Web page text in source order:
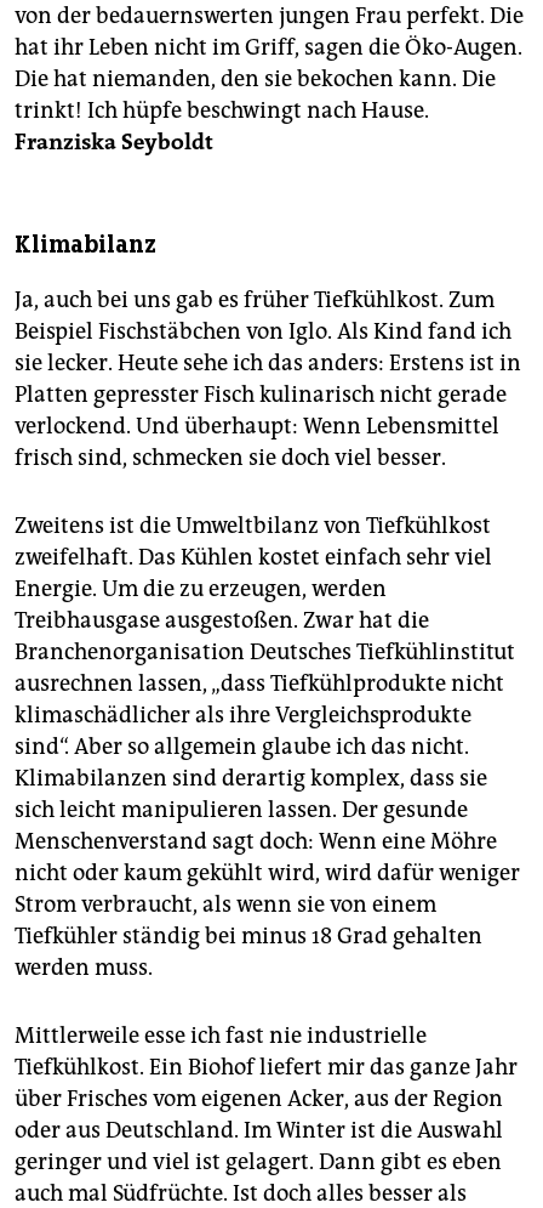
von der bedauernswerten jungen Frau perfekt. Die
hat ihr Leben nicht im Griff, sagen die Öko-Augen.
Die hat niemanden, den sie bekochen kann. Die
trinkt! Ich hüpfe beschwingt nach Hause.
Franziska Seyboldt
Klimabilanz
Ja, auch bei uns gab es früher Tiefkühlkost. Zum
Beispiel Fischstäbchen von Iglo. Als Kind fand ich
sie lecker. Heute sehe ich das anders: Erstens ist in
Platten gepresster Fisch kulinarisch nicht gerade
verlockend. Und überhaupt: Wenn Lebensmittel
frisch sind, schmecken sie doch viel besser.
Zweitens ist die Umweltbilanz von Tiefkühlkost
zweifelhaft. Das Kühlen kostet einfach sehr viel
Energie. Um die zu erzeugen, werden
Treibhausgase ausgestoßen. Zwar hat die
Branchenorganisation Deutsches Tiefkühlinstitut
ausrechnen lassen, „dass Tiefkühlprodukte nicht
klimaschädlicher als ihre Vergleichsprodukte
sind“. Aber so allgemein glaube ich das nicht.
Klimabilanzen sind derartig komplex, dass sie
sich leicht manipulieren lassen. Der gesunde
Menschenverstand sagt doch: Wenn eine Möhre
nicht oder kaum gekühlt wird, wird dafür weniger
Strom verbraucht, als wenn sie von einem
Tiefkühler ständig bei minus 18 Grad gehalten
werden muss.
Mittlerweile esse ich fast nie industrielle
Tiefkühlkost. Ein Biohof liefert mir das ganze Jahr
über Frisches vom eigenen Acker, aus der Region
oder aus Deutschland. Im Winter ist die Auswahl
geringer und viel ist gelagert. Dann gibt es eben
auch mal Südfrüchte. Ist doch alles besser als